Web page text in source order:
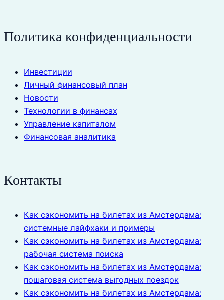
Политика конфиденциальности
Инвестиции
Личный финансовый план
Новости
Технологии в финансах
Управление капиталом
Финансовая аналитика
Контакты
Как сэкономить на билетах из Амстердама:
системные лайфхаки и примеры
Как сэкономить на билетах из Амстердама:
рабочая система поиска
Как сэкономить на билетах из Амстердама:
пошаговая система выгодных поездок
Как сэкономить на билетах из Амстердама: